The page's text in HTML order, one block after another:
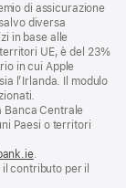
di assicurazione
diversa
in base alle
UE, è del 23%
in cui Apple
l’Irlanda. Il modulo
Banca Centrale
Paesi o territori
.
contributo per il